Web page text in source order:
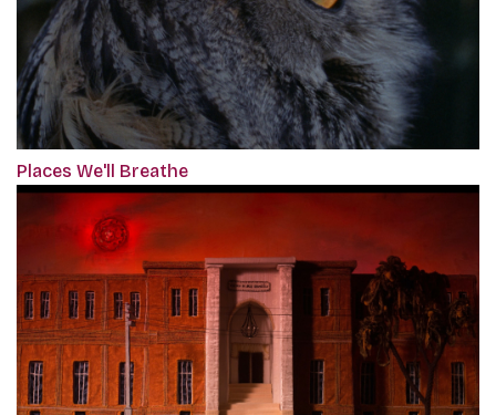
Places We'll Breathe